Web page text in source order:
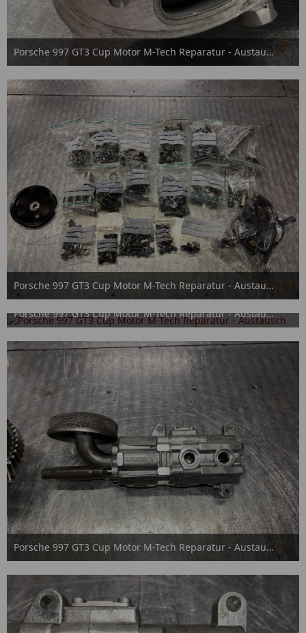
Porsche 997 GT3 Cup Motor M-Tech Reparatur - Austausch
15. September 2025
Porsche 997 GT3 Cup Motor M-Tech Reparatur - Austausch
15. September 2025
Porsche 997 GT3 Cup Motor M-Tech Reparatur - Austausch
15. September 2025
Porsche 997 GT3 Cup Motor M-Tech Reparatur - Austausch
15. September 2025